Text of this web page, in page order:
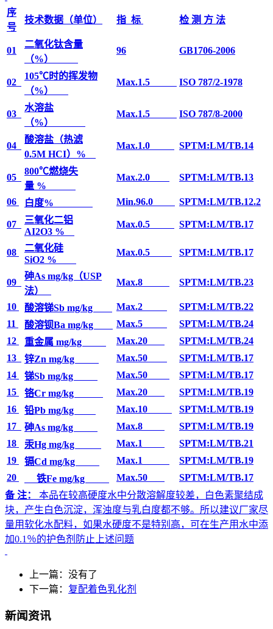
序
号
技术数据（单位） 指 标 检 测 方 法
01
二氧化钛含量
（%）
96 GB1706-2006
02
105℃时的挥发物
（%）
Max.1.5 ISO 787/2-1978
03
水溶盐
（%）
Max.1.5 ISO 787/8-2000
04
酸溶盐（热滤
0.5M HCI）%
Max.1.0 SPTM:LM/TB.14
05
800℃燃烧失
量 %
Max.2.0 SPTM:LM/TB.13
06 白度% Min.96.0 SPTM:LM/TB.12.2
07
三氧化二铝
AI2O3 %
Max.0.5 SPTM:LM/TB.17
08
二氧化硅
SiO2 %
Max.0.5 SPTM:LM/TB.17
09
砷As mg/kg（USP
法）
Max.8 SPTM:LM/TB.23
10 酸溶锑Sb mg/kg Max.2
SPTM:LM/TB.22
11
酸溶钡Ba mg/kg Max.5
SPTM:LM/TB.24
12
重金属 mg/kg Max.20
SPTM:LM/TB.24
13
锌Zn mg/kg Max.50
SPTM:LM/TB.17
14
锑Sb mg/kg Max.50
SPTM:LM/TB.17
15
铬Cr mg/kg Max.20
SPTM:LM/TB.19
16
铅Pb mg/kg Max.10
SPTM:LM/TB.19
17
砷As mg/kg Max.8
SPTM:LM/TB.19
18
汞Hg mg/kg Max.1
SPTM:LM/TB.21
19
镉Cd mg/kg Max.1
SPTM:LM/TB.19
20
铁Fe mg/kg Max.50
SPTM:LM/TB.17
备 注：
本品在较高硬度水中分散溶解度较差，白色素聚结成
块，产生白色沉淀，浑浊度与乳白度都不够。所以建议厂家尽
量用软化水配料，如果水硬度不是特别高，可在生产用水中添
加0.1％的护色剂防止上述问题
上一篇：没有了
下一篇： 复配着色乳化剂
新闻资讯